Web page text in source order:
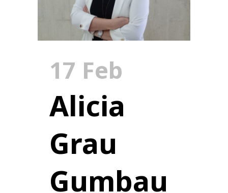
17 Feb
Alicia
Grau
Gumbau